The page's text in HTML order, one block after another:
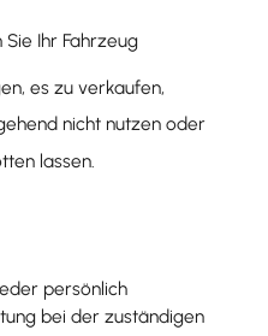
Ihr Fahrzeug
es zu verkaufen,
nicht nutzen oder
lassen.
persönlich
bei der zuständigen